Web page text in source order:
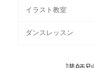
イラスト教室
ダンスレッスン